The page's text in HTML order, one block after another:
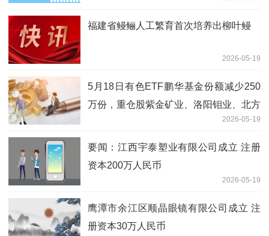
福建省鳗鲡人工繁育首次培养出柳叶鳗
2026-05-19
5月18日有色ETF鹏华基金份额减少250
万份，重仓股紫金矿业、洛阳钼业、北方
2026-05-19
要闻：江西宇泰塑业有限公司成立 注册
资本200万人民币
2026-05-19
鹰潭市余江区顺晶眼镜有限公司成立 注
册资本30万人民币